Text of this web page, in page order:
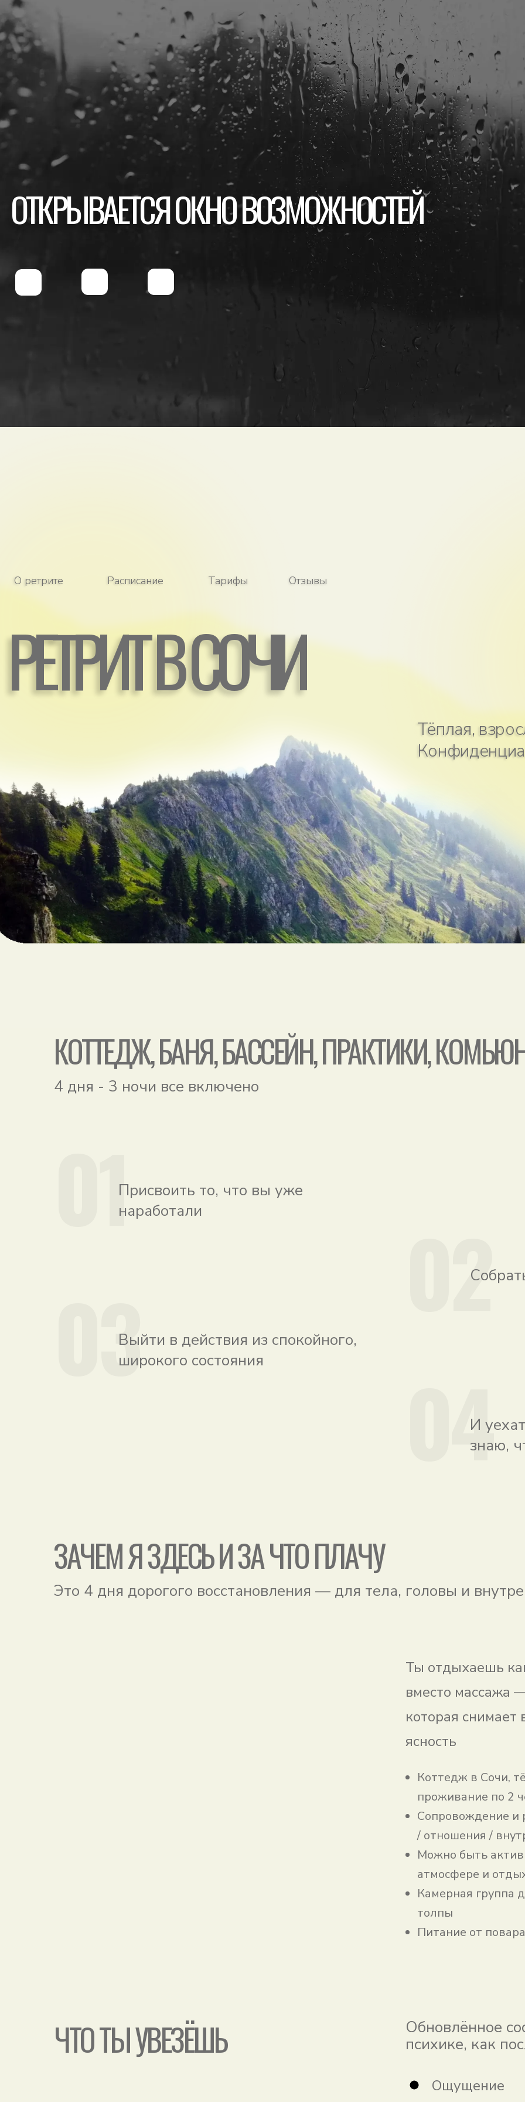
ОТКРЫВАЕТСЯ ОКНО ВОЗМОЖНОСТЕЙ
РЕТРИТ В СОЧИ
КОТТЕДЖ, БАНЯ, БАССЕЙН, ПРАКТИКИ,
4 дня - 3 ночи все включено
Присвоить то, что вы уже
наработали
01
02
Выйти в действия из спокойного,
широкого состояния
03
И
знаю,
04
ЗАЧЕМ Я ЗДЕСЬ И ЗА ЧТО ПЛАЧУ
Это 4 дня дорогого восстановления — для тела, головы и
Ты отдыхаешь
вместо массажа
которая
ясность
Коттедж в Сочи,
проживание по 2
Сопровождение и
/ отношения /
Можно быть
атмосфере и
Камерная группа
толпы
Питание от повара
ЧТО ТЫ УВЕЗЁШЬ
Обновлённое
психике, как
Ощущение